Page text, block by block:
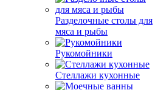
Разделочные столы для
мяса и рыбы
Рукомойники
Стеллажи кухонные